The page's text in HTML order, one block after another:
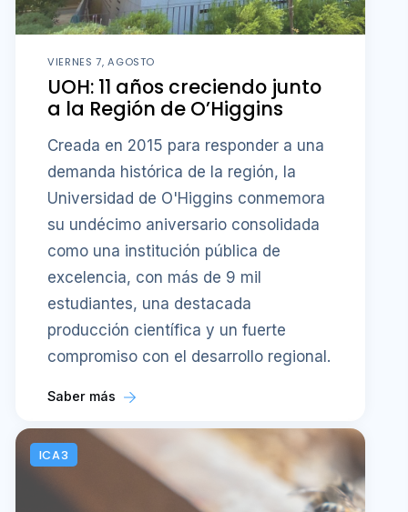
VIERNES 7, AGOSTO
UOH: 11 años creciendo junto
a la Región de O’Higgins
Creada en 2015 para responder a una
demanda histórica de la región, la
Universidad de O'Higgins conmemora
su undécimo aniversario consolidada
como una institución pública de
excelencia, con más de 9 mil
estudiantes, una destacada
producción científica y un fuerte
compromiso con el desarrollo regional.
Saber más
ICA3